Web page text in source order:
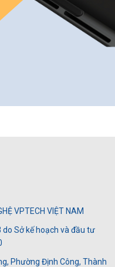
VPTECH VIỆT NAM
Sở kế hoạch và đầu tư
Phường Định Công, Thành